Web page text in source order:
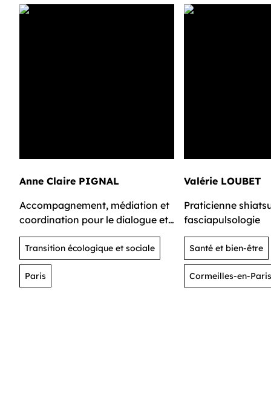
Anne Claire PIGNAL
Accompagnement, médiation et
coordination pour le dialogue et
la coopération
Transition écologique et sociale
Paris
Valérie LOUBET
Praticienne
fasciapulsologie
Santé et bien-être
Cormeilles-en-